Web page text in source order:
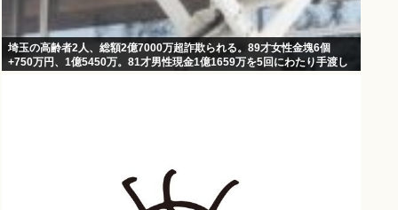
埼玉の高齢者2人、総額2億7000万超詐欺られる。89才女性金塊6個
+750万円、1億5450万。81才男性現金1億1659万を5回にわたり手渡し